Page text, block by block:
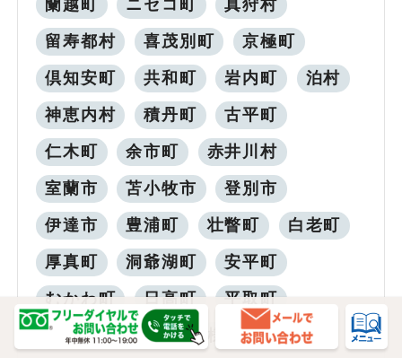
蘭越町 ニセコ町 真狩村
留寿都村 喜茂別町 京極町
倶知安町 共和町 岩内町 泊村
神恵内村 積丹町 古平町
仁木町 余市町 赤井川村
室蘭市 苫小牧市 登別市
伊達市 豊浦町 壮瞥町 白老町
厚真町 洞爺湖町 安平町
むかわ町 日高町 平取町
新冠町 浦河町 様似町